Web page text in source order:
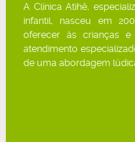
A Clínica Atihê,
infantil, nasceu em
oferecer às crianças
atendimento
de uma abordagem